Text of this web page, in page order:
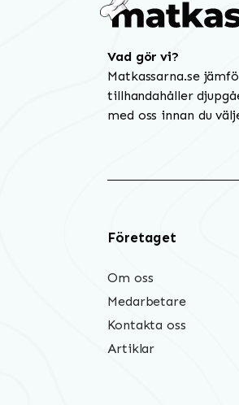
Vad gör vi?
Matkassarna.se
tillhandahåller
med oss innan du
Företaget
Om oss
Medarbetare
Kontakta oss
Artiklar